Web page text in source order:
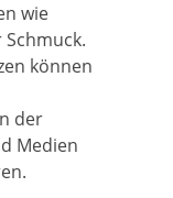
wie
können
der
Medien